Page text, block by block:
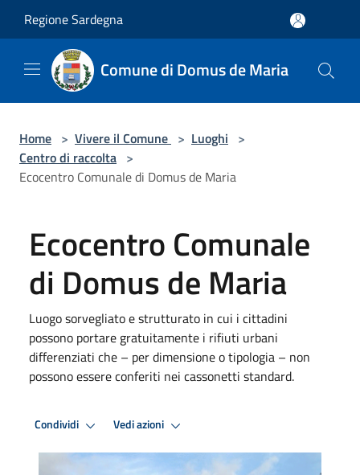
Regione Sardegna
Comune di Domus de Maria
Home > Vivere il Comune > Luoghi >
Centro di raccolta >
Ecocentro Comunale di Domus de Maria
Ecocentro Comunale
di Domus de Maria
Luogo sorvegliato e strutturato in cui i cittadini
possono portare gratuitamente i rifiuti urbani
differenziati che – per dimensione o tipologia – non
possono essere conferiti nei cassonetti standard.
Condividi Vedi azioni